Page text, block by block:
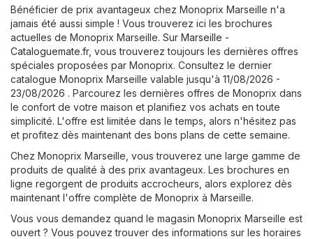
Bénéficier de prix avantageux chez Monoprix Marseille n'a
jamais été aussi simple ! Vous trouverez ici les brochures
actuelles de Monoprix Marseille. Sur Marseille -
Cataloguemate.fr, vous trouverez toujours les dernières offres
spéciales proposées par Monoprix. Consultez le dernier
catalogue Monoprix Marseille valable jusqu'à 11/08/2026 -
23/08/2026 . Parcourez les dernières offres de Monoprix dans
le confort de votre maison et planifiez vos achats en toute
simplicité. L'offre est limitée dans le temps, alors n'hésitez pas
et profitez dès maintenant des bons plans de cette semaine.
Chez Monoprix Marseille, vous trouverez une large gamme de
produits de qualité à des prix avantageux. Les brochures en
ligne regorgent de produits accrocheurs, alors explorez dès
maintenant l'offre complète de Monoprix à Marseille.
Vous vous demandez quand le magasin Monoprix Marseille est
ouvert ? Vous pouvez trouver des informations sur les horaires